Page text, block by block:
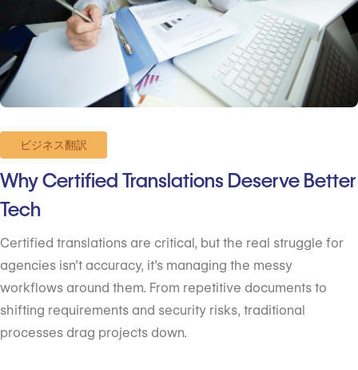
ビジネス翻訳
Why Certified Translations Deserve Better
Tech
Certified translations are critical, but the real struggle for
agencies isn’t accuracy, it’s managing the messy
workflows around them. From repetitive documents to
shifting requirements and security risks, traditional
processes drag projects down.